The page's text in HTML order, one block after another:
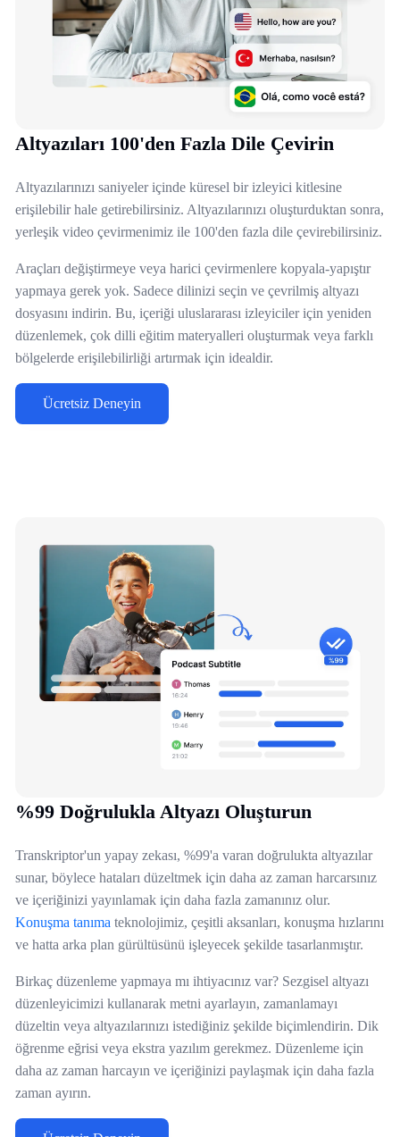
Altyazıları 100'den Fazla Dile Çevirin
Altyazılarınızı saniyeler içinde küresel bir izleyici kitlesine
erişilebilir hale getirebilirsiniz. Altyazılarınızı oluşturduktan sonra,
yerleşik video çevirmenimiz ile 100'den fazla dile çevirebilirsiniz.
Araçları değiştirmeye veya harici çevirmenlere kopyala-yapıştır
yapmaya gerek yok. Sadece dilinizi seçin ve çevrilmiş altyazı
dosyasını indirin. Bu, içeriği uluslararası izleyiciler için yeniden
düzenlemek, çok dilli eğitim materyalleri oluşturmak veya farklı
bölgelerde erişilebilirliği artırmak için idealdir.
Ücretsiz Deneyin
%99 Doğrulukla Altyazı Oluşturun
Transkriptor'un yapay zekası, %99'a varan doğrulukta altyazılar
sunar, böylece hataları düzeltmek için daha az zaman harcarsınız
ve içeriğinizi yayınlamak için daha fazla zamanınız olur.
Konuşma tanıma teknolojimiz, çeşitli aksanları, konuşma hızlarını
ve hatta arka plan gürültüsünü işleyecek şekilde tasarlanmıştır.
Birkaç düzenleme yapmaya mı ihtiyacınız var? Sezgisel altyazı
düzenleyicimizi kullanarak metni ayarlayın, zamanlamayı
düzeltin veya altyazılarınızı istediğiniz şekilde biçimlendirin. Dik
öğrenme eğrisi veya ekstra yazılım gerekmez. Düzenleme için
daha az zaman harcayın ve içeriğinizi paylaşmak için daha fazla
zaman ayırın.